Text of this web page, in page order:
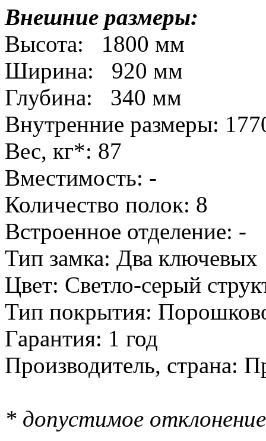
Внешние размеры:
Высота: 1800 мм
Ширина: 920 мм
Глубина: 340 мм
Внутренние размеры:
Вес, кг*: 87
Вместимость: -
Количество полок: 8
Встроенное отделение: -
Тип замка: Два ключевых
Цвет: Светло-серый
Тип покрытия:
Гарантия: 1 год
Производитель, страна:
* допустимое